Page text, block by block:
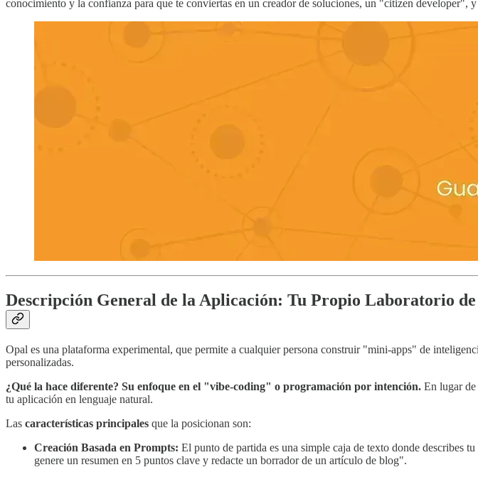
conocimiento y la confianza para que te conviertas en un creador de soluciones, un "citizen developer",
Descripción General de la Aplicación: Tu Propio Laboratorio
Opal es una plataforma experimental, que permite a cualquier persona construir "mini-apps" de
personalizadas.
¿Qué la hace diferente? Su enfoque en el "vibe-coding" o programación por intención. En lugar de
tu aplicación en lenguaje natural.
Las características principales que la posicionan son:
Creación Basada en Prompts: El punto de partida es una simple caja de texto donde describes
genere un resumen en 5 puntos clave y redacte un borrador de un artículo de blog".